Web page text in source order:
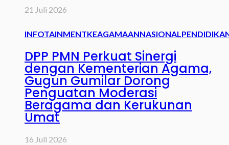
21 Juli 2026
INFOTAINMENTKEAGAMAANNASIONAL
DPP PMN Perkuat Sinergi
dengan Kementerian Agama,
Gugun Gumilar Dorong
Penguatan Moderasi
Beragama dan Kerukunan
Umat
16 Juli 2026